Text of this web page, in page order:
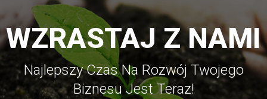
WZRASTAJ Z NAMI
Najlepszy Czas Na Rozwój Twojego
Biznesu Jest Teraz!